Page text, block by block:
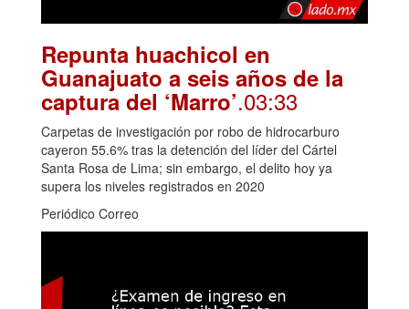
Repunta huachicol en
Guanajuato a seis años de la
captura del ‘Marro’.03:33
Carpetas de investigación por robo de hidrocarburo
cayeron 55.6% tras la detención del líder del Cártel
Santa Rosa de Lima; sin embargo, el delito hoy ya
supera los niveles registrados en 2020
Periódico Correo